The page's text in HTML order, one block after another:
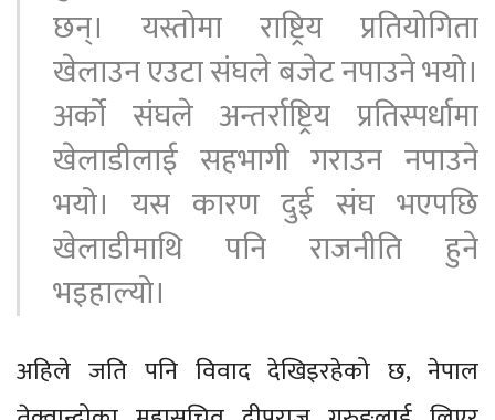
छन्। यस्तोमा राष्ट्रिय प्रतियोगिता
खेलाउन एउटा संघले बजेट नपाउने भयो।
अर्को संघले अन्तर्राष्ट्रिय प्रतिस्पर्धामा
खेलाडीलाई सहभागी गराउन नपाउने
भयो। यस कारण दुई संघ भएपछि
खेलाडीमाथि पनि राजनीति हुने
भइहाल्यो।
अहिले जति पनि विवाद देखिइरहेको छ, नेपाल